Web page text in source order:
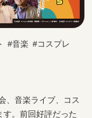
音楽
コスプレ
、音楽ライブ、コス
。前回好評だった